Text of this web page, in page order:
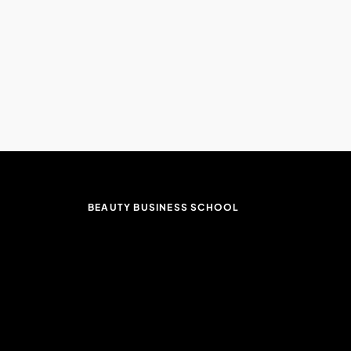
BEAUTY BUSINESS SCHOOL